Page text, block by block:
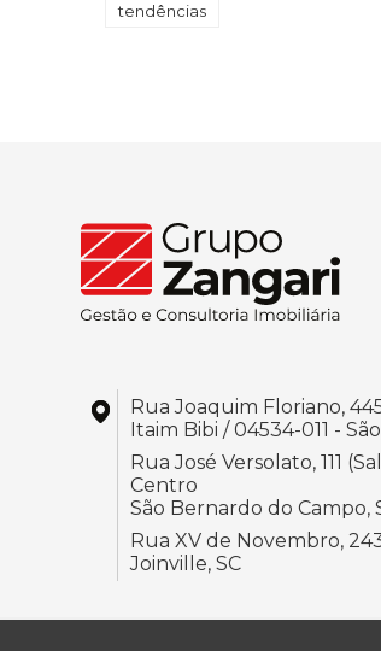
tendências
Rua Joaquim Floriano,
Itaim Bibi / 04534-011 -
Rua José Versolato, 111
Centro
São Bernardo do Campo,
Rua XV de Novembro,
Joinville, SC